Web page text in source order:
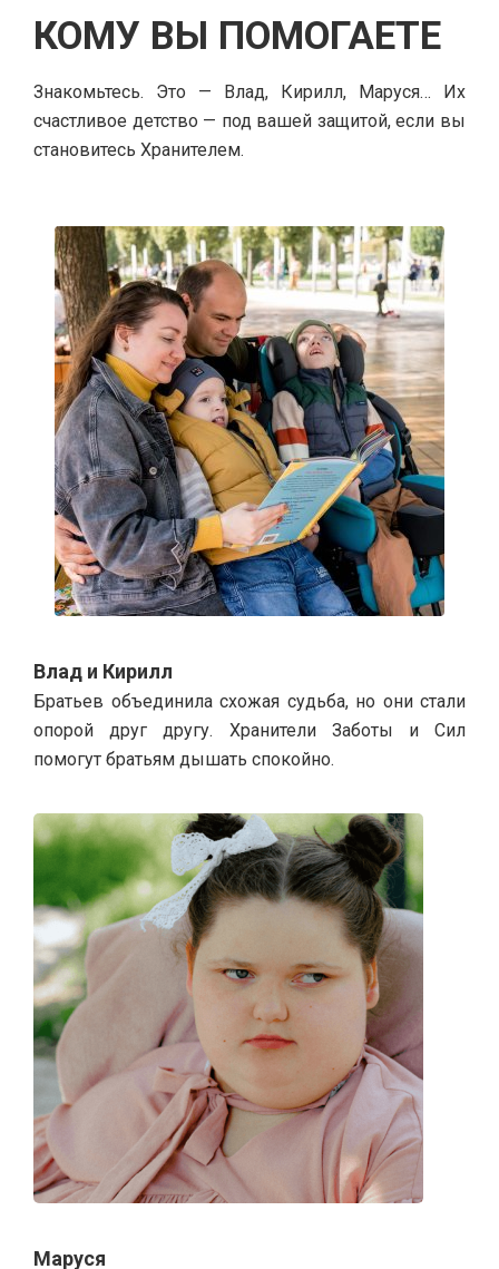
КОМУ ВЫ ПОМОГАЕТЕ
Знакомьтесь. Это — Влад, Кирилл, Маруся… Их
счастливое детство — под вашей защитой, если вы
становитесь Хранителем.
Влад и Кирилл
Братьев объединила схожая судьба, но они стали
опорой друг другу. Хранители Заботы и Сил
помогут братьям дышать спокойно.
Маруся